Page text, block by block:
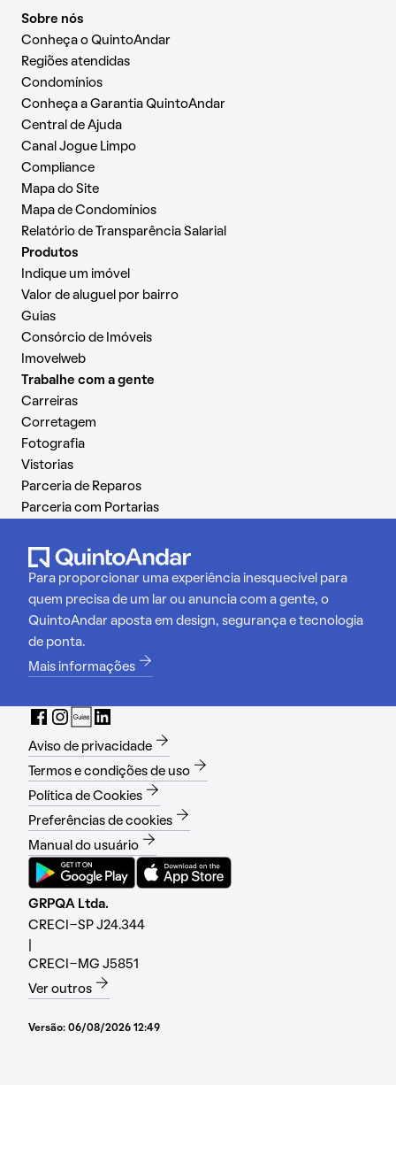
Sobre nós
Conheça o QuintoAndar
Regiões atendidas
Condomínios
Conheça a Garantia QuintoAndar
Central de Ajuda
Canal Jogue Limpo
Compliance
Mapa do Site
Mapa de Condomínios
Relatório de Transparência Salarial
Produtos
Indique um imóvel
Valor de aluguel por bairro
Guias
Consórcio de Imóveis
Imovelweb
Trabalhe com a gente
Carreiras
Corretagem
Fotografia
Vistorias
Parceria de Reparos
Parceria com Portarias
Para proporcionar uma experiência inesquecível para
quem precisa de um lar ou anuncia com a gente, o
QuintoAndar aposta em design, segurança e tecnologia
de ponta.
Mais informações
Aviso de privacidade
Termos e condições de uso
Política de Cookies
Preferências de cookies
Manual do usuário
GRPQA Ltda.
CRECI-SP J24.344
CRECI-MG J5851
Ver outros
Versão: 06/08/2026 12:49